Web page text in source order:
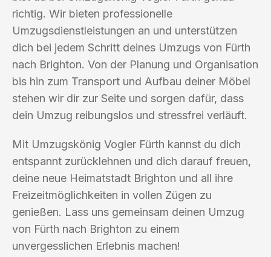
richtig. Wir bieten professionelle
Umzugsdienstleistungen an und unterstützen
dich bei jedem Schritt deines Umzugs von Fürth
nach Brighton. Von der Planung und Organisation
bis hin zum Transport und Aufbau deiner Möbel
stehen wir dir zur Seite und sorgen dafür, dass
dein Umzug reibungslos und stressfrei verläuft.
Mit Umzugskönig Vogler Fürth kannst du dich
entspannt zurücklehnen und dich darauf freuen,
deine neue Heimatstadt Brighton und all ihre
Freizeitmöglichkeiten in vollen Zügen zu
genießen. Lass uns gemeinsam deinen Umzug
von Fürth nach Brighton zu einem
unvergesslichen Erlebnis machen!